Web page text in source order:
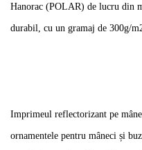
Hanorac (POLAR) de lucru din
durabil, cu un gramaj de 300g/
Imprimeul reflectorizant pe
ornamentele pentru mâneci și